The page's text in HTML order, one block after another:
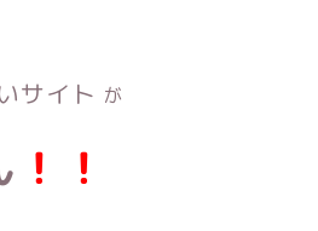
サイト が
！！